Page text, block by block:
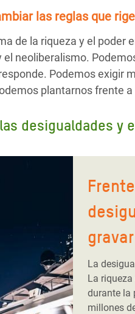
las reglasque
de la riqueza y el poder
neoliberalismo.
Podemos exigir
plantarnos frente
desigualdades y
La
La
durante la
millones